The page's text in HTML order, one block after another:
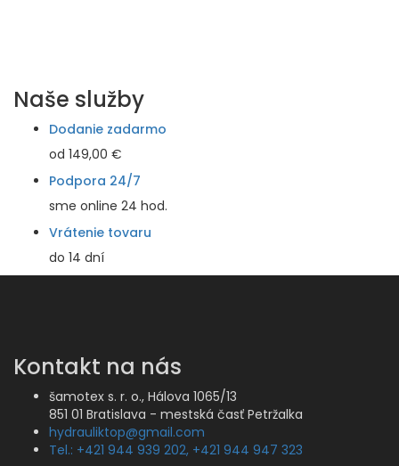
Naše služby
Dodanie zadarmo
od 149,00 €
Podpora 24/7
sme online 24 hod.
Vrátenie tovaru
do 14 dní
Kontakt na nás
šamotex s. r. o., Hálova 1065/13
851 01 Bratislava - mestská časť Petržalka
hydrauliktop@gmail.com
Tel.: +421 944 939 202, +421 944 947 323